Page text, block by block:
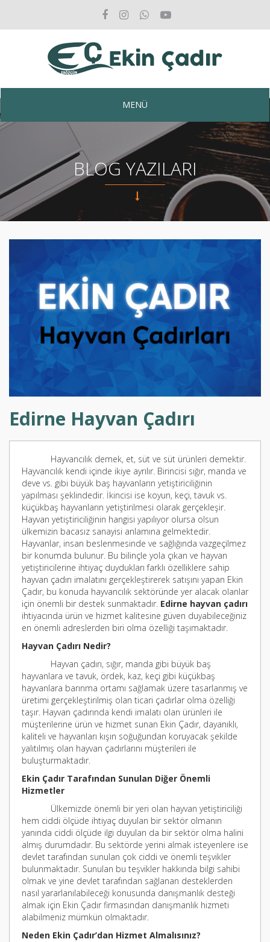
MENÜ
BLOG YAZILARI
Edirne Hayvan Çadırı
Hayvancılık demek, et, süt ve süt ürünleri demektir.
Hayvancılık kendi içinde ikiye ayrılır. Birincisi sığır, manda ve
deve vs. gibi büyük baş hayvanların yetiştiriciliğinin
yapılması şeklindedir. İkincisi ise koyun, keçi, tavuk vs.
küçükbaş hayvanların yetiştirilmesi olarak gerçekleşir.
Hayvan yetiştiriciliğinin hangisi yapılıyor olursa olsun
ülkemizin bacasız sanayisi anlamına gelmektedir.
Hayvanlar, insan beslenmesinde ve sağlığında vazgeçilmez
bir konumda bulunur. Bu bilinçle yola çıkan ve hayvan
yetiştiricilerine ihtiyaç duydukları farklı özelliklere sahip
hayvan çadırı imalatını gerçekleştirerek satışını yapan Ekin
Çadır, bu konuda hayvancılık sektöründe yer alacak olanlar
için önemli bir destek sunmaktadır. Edirne hayvan çadırı
ihtiyacında ürün ve hizmet kalitesine güven duyabileceğiniz
en önemli adreslerden biri olma özelliği taşımaktadır.
Hayvan Çadırı Nedir?
Hayvan çadırı, sığır, manda gibi büyük baş
hayvanlara ve tavuk, ördek, kaz, keçi gibi küçükbaş
hayvanlara barınma ortamı sağlamak üzere tasarlanmış ve
üretimi gerçekleştirilmiş olan ticari çadırlar olma özelliği
taşır. Hayvan çadırında kendi imalatı olan ürünleri ile
müşterilerine ürün ve hizmet sunan Ekin Çadır, dayanıklı,
kaliteli ve hayvanları kışın soğuğundan koruyacak şekilde
yalıtılmış olan hayvan çadırlarını müşterileri ile
buluşturmaktadır.
Ekin Çadır Tarafından Sunulan Diğer Önemli
Hizmetler
Ülkemizde önemli bir yeri olan hayvan yetiştiriciliği
hem ciddi ölçüde ihtiyaç duyulan bir sektör olmanın
yanında ciddi ölçüde ilgi duyulan da bir sektör olma halini
almış durumdadır. Bu sektörde yerini almak isteyenlere ise
devlet tarafından sunulan çok ciddi ve önemli teşvikler
bulunmaktadır. Sunulan bu teşvikler hakkında bilgi sahibi
olmak ve yine devlet tarafından sağlanan desteklerden
nasıl yararlanılabileceği konusunda danışmanlık desteği
almak için Ekin Çadır firmasından danışmanlık hizmeti
alabilmeniz mümkün olmaktadır.
Neden Ekin Çadır’dan Hizmet Almalısınız?